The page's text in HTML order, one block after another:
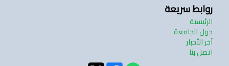
روابط سريعة
الرئيسية
حول الجامعة
آخر الأخبار
اتصل بنا